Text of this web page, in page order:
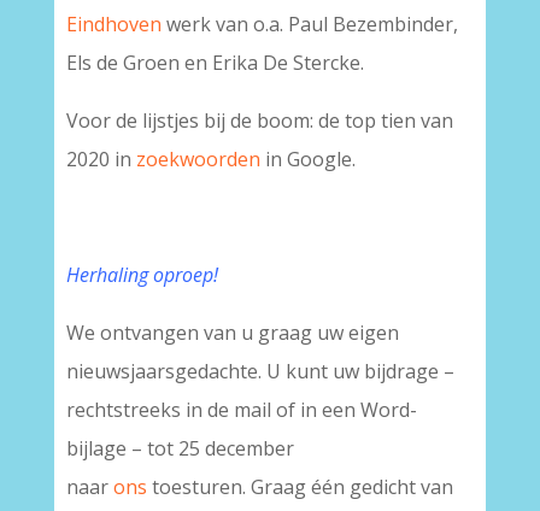
Eindhoven werk van o.a. Paul Bezembinder,
Els de Groen en Erika De Stercke.
Voor de lijstjes bij de boom: de top tien van
2020 in zoekwoorden in Google.
Herhaling oproep!
We ontvangen van u graag uw eigen
nieuwsjaarsgedachte. U kunt uw bijdrage –
rechtstreeks in de mail of in een Word-
bijlage – tot 25 december
naarons toesturen. Graag één gedicht van